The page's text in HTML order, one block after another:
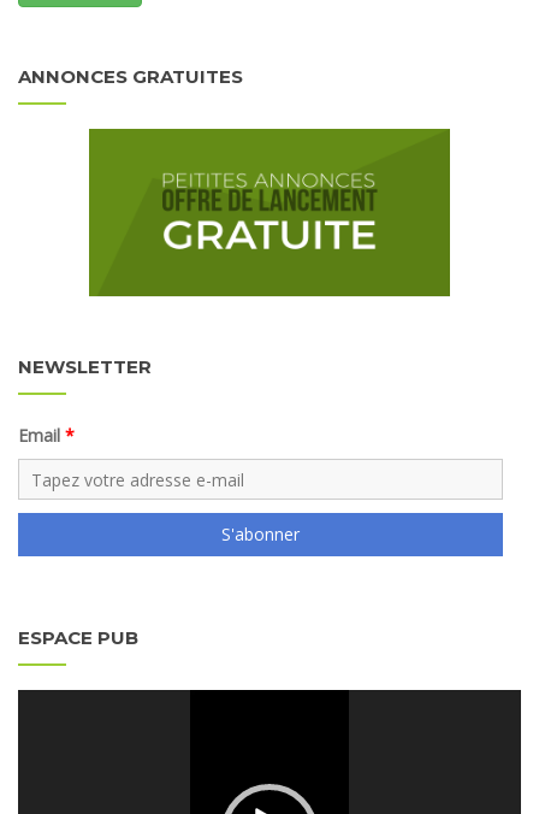
ANNONCES GRATUITES
NEWSLETTER
Email
S'abonner
ESPACE PUB